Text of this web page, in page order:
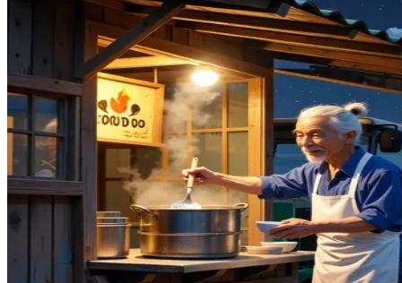
Sumimo
Sunnylife
Sun-Staches
Swimava
Tommee Tippee
Tutti Bambini
Twistshake